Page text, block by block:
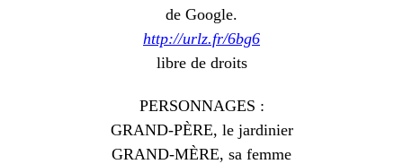
de Google.
http://urlz.fr/6bg6
libre de droits
PERSONNAGES :
GRAND-PÈRE, le jardinier
GRAND-MÈRE, sa femme